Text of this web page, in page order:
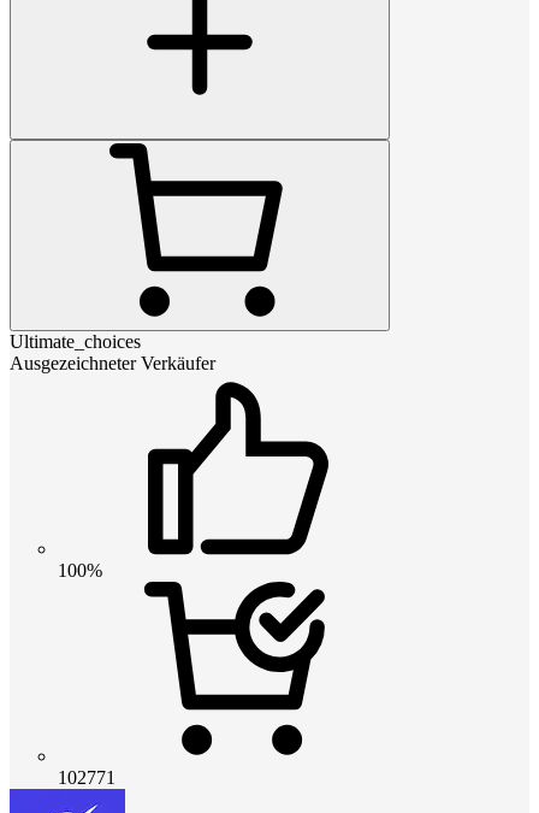
Ultimate_choices
Ausgezeichneter Verkäufer
100%
102771